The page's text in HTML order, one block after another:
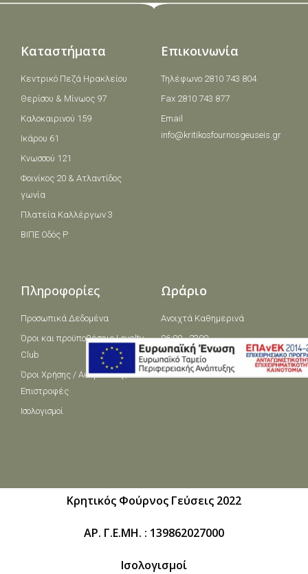
Καταστήματα
Κεντρικό Πεζά Ηρακλείου
Θερίσου & Μίνωος 97
Καλοκαιρινού 159
Ικάρου 61
Κνωσσού 121
Φοινίκος 20 & Ατλαντίδος
γωνία
Πλατεία Καλλέργων 3
ΒΙΠΕ Οδός Ρ
Επικοινωνία
Τηλέφωνο 2810 743 804
Fax 2810 743 877
Email
info@kritikosfournosgeuseis.gr
Πληροφορίες
Προσωπικά Δεδομένα
Όροι και πρoϋποθέσεις Loyalty
Club
Όροι Χρήσης / Ακυρώσεις /
Επιστροφές
Ισολογισμοί
Ωράριο
Ανοιχτά Καθημερινά
06:00 - 2300
Κρητικός Φούρνος Γεύσεις 2022
ΑΡ. Γ.Ε.ΜΗ. : 139862027000
Ισολογισμοί